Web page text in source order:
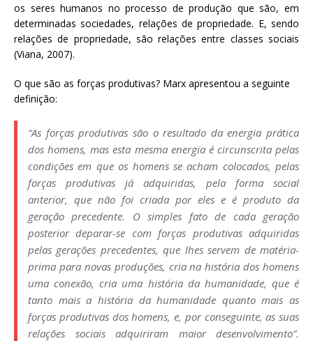
os seres humanos no processo de produção que são, em
determinadas sociedades, relações de propriedade. E, sendo
relações de propriedade, são relações entre classes sociais
(Viana, 2007).
O que são as forças produtivas? Marx apresentou a seguinte
definição:
“As forças produtivas são o resultado da energia prática
dos homens, mas esta mesma energia é circunscrita pelas
condições em que os homens se acham colocados, pelas
forças produtivas já adquiridas, pela forma social
anterior, que não foi criada por eles e é produto da
geração precedente. O simples fato de cada geração
posterior deparar-se com forças produtivas adquiridas
pelas gerações precedentes, que lhes servem de matéria-
prima para novas produções, cria na história dos homens
uma conexão, cria uma história da humanidade, que é
tanto mais a história da humanidade quanto mais as
forças produtivas dos homens, e, por conseguinte, as suas
relações sociais adquiriram maior desenvolvimento”.